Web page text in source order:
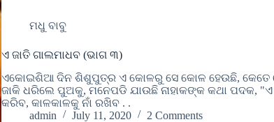
ମଧୁ ବାବୁ
ଏ ଜାତି ଗାଲମାଧବ (ଭାଗ ୩)
ଏକୋଇଶିଆ ଦିନ ଶିଶୁପୁତ୍ର ଏ କୋଳରୁ ସେ କୋଳ ହେଉଛି, କେତେ
ଜାକି ଧରିଲେ ପୁଅକୁ, ମନେପଡି ଯାଉଛି ନାହାକଙ୍କ କଥା ପଦକ,
କରିବ, କାଳକାଳକୁ ନାଁ ରଖିବ . .
admin
July 11, 2020 2 Comments